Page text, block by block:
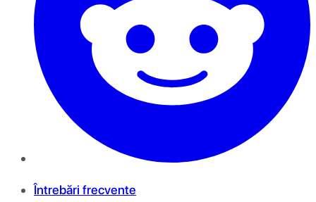
Întrebări frecvente